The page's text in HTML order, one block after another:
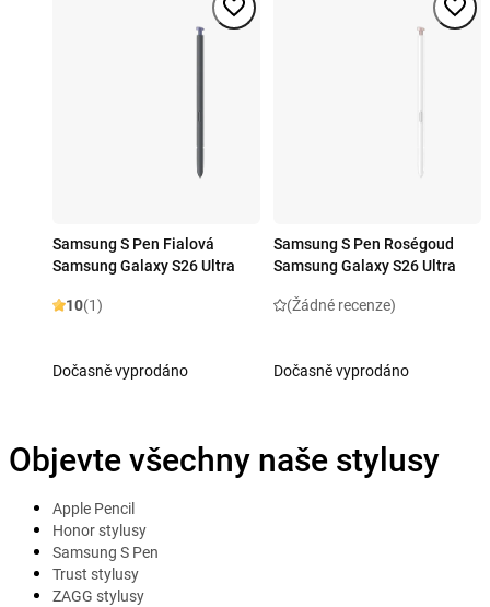
Samsung S Pen Fialová
Samsung Galaxy S26 Ultra
10(1)
Dočasně vyprodáno
Samsung S Pen Roségoud
Samsung Galaxy S26 Ultra
(Žádné recenze)
Dočasně vyprodáno
Objevte všechny naše stylusy
Apple Pencil
Honor stylusy
Samsung S Pen
Trust stylusy
ZAGG stylusy